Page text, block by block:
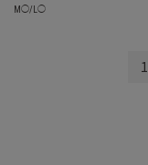
M ◯/ ◯
1